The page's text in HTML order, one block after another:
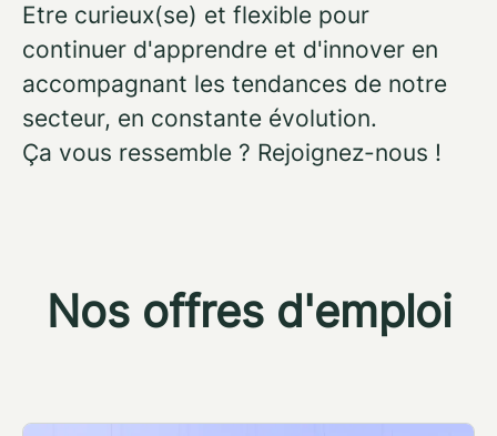
Etre curieux(se) et flexible pour
continuer d'apprendre et d'innover en
accompagnant les tendances de notre
secteur, en constante évolution.
Ça vous ressemble ? Rejoignez-nous !
Nos offres d'emploi